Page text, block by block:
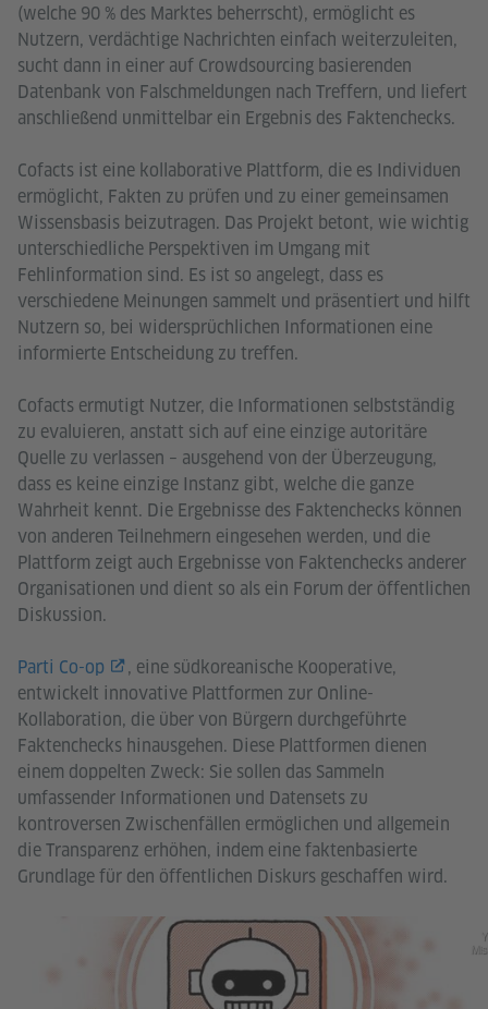
(welche 90 % des Marktes beherrscht), ermöglicht es
Nutzern, verdächtige Nachrichten einfach weiterzuleiten,
sucht dann in einer auf Crowdsourcing basierenden
Datenbank von Falschmeldungen nach Treffern, und liefert
anschließend unmittelbar ein Ergebnis des Faktenchecks.
Cofacts ist eine kollaborative Plattform, die es Individuen
ermöglicht, Fakten zu prüfen und zu einer gemeinsamen
Wissensbasis beizutragen. Das Projekt betont, wie wichtig
unterschiedliche Perspektiven im Umgang mit
Fehlinformation sind. Es ist so angelegt, dass es
verschiedene Meinungen sammelt und präsentiert und hilft
Nutzern so, bei widersprüchlichen Informationen eine
informierte Entscheidung zu treffen.
Cofacts ermutigt Nutzer, die Informationen selbstständig
zu evaluieren, anstatt sich auf eine einzige autoritäre
Quelle zu verlassen – ausgehend von der Überzeugung,
dass es keine einzige Instanz gibt, welche die ganze
Wahrheit kennt. Die Ergebnisse des Faktenchecks können
von anderen Teilnehmern eingesehen werden, und die
Plattform zeigt auch Ergebnisse von Faktenchecks anderer
Organisationen und dient so als ein Forum der öffentlichen
Diskussion.
Parti Co-op
, eine südkoreanische Kooperative,
entwickelt innovative Plattformen zur Online-
Kollaboration, die über von Bürgern durchgeführte
Faktenchecks hinausgehen. Diese Plattformen dienen
einem doppelten Zweck: Sie sollen das Sammeln
umfassender Informationen und Datensets zu
kontroversen Zwischenfällen ermöglichen und allgemein
die Transparenz erhöhen, indem eine faktenbasierte
Grundlage für den öffentlichen Diskurs geschaffen wird.